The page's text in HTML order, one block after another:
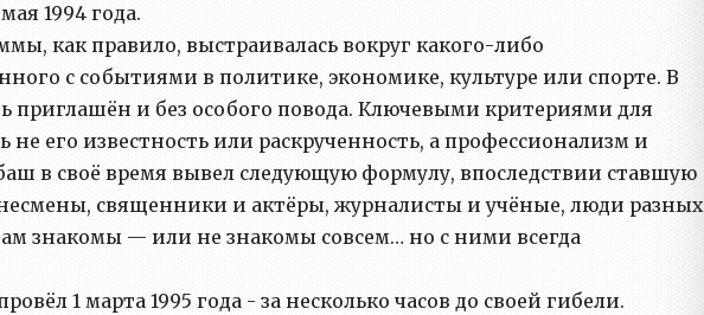
1994 года.
как правило, выстраивалась вокруг какого-либо
с событиями в политике, экономике, культуре или спорте. В
приглашён и без особого повода. Ключевыми критериями для
не его известность или раскрученность, а профессионализм и
в своё время вывел следующую формулу, впоследствии ставшую
священники и актёры, журналисты и учёные, люди разных
знакомы — или не знакомы совсем… но с ними всегда
1 марта 1995 года - за несколько часов до своей гибели.